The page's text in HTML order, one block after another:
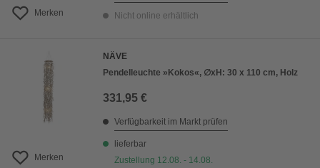
Merken Nicht online erhältlich
Merken
NÄVE
Pendelleuchte »Kokos«, ∅xH: 30 x 110 cm, Holz
331,95 €
Verfügbarkeit im Markt prüfen
lieferbar
Zustellung 12.08. - 14.08.